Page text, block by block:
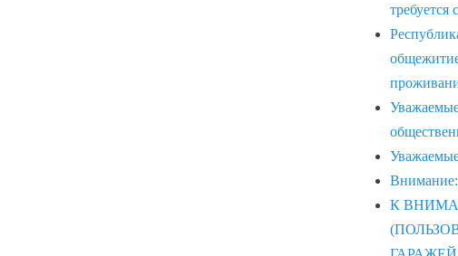
требуется
Внимание:
К